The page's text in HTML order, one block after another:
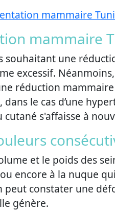
mammaire
mammaire
souhaitant une
excessif.
réduction
le cas d’une
cutané s'affaisse à
et le poids des
encore à la nuque
peut constater une
génère.